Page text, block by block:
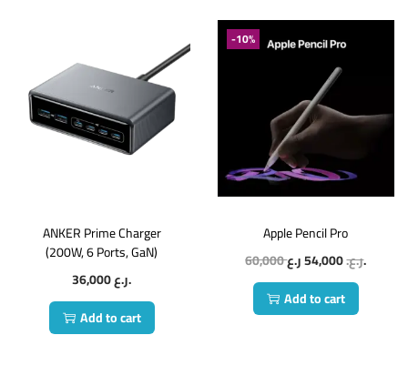
ANKER Prime Charger
(200W, 6 Ports, GaN)
36,000
ر.ع.
Add to cart
-10%
Apple Pencil Pro
60,000
ر.ع.54,000
ر.ع.
Add to cart